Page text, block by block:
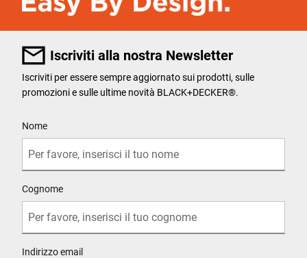
Iscriviti alla nostra Newsletter
Iscriviti per essere sempre aggiornato sui prodotti, sulle
promozioni e sulle ultime novità BLACK+DECKER®.
Nome
Cognome
Indirizzo email